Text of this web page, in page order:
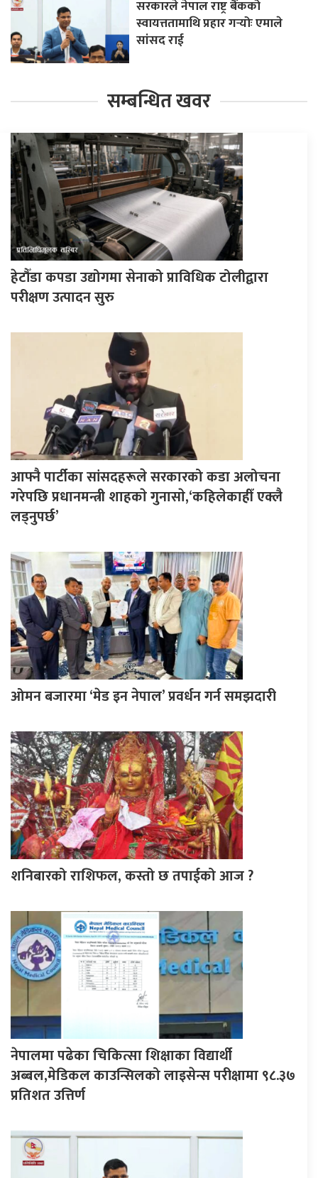
सरकारले नेपाल राष्ट्र बैंकको
स्वायत्ततामाथि प्रहार गर्‍योः एमाले
सांसद राई
सम्बन्धित खवर
हेटौँडा कपडा उद्योगमा सेनाको प्राविधिक टोलीद्वारा
परीक्षण उत्पादन सुरु
आफ्नै पार्टीका सांसदहरूले सरकारको कडा अलोचना
गरेपछि प्रधानमन्त्री शाहकाे गुनासाे,‘कहिलेकाहीँ एक्लै
लड्नुपर्छ’
ओमन बजारमा ‘मेड इन नेपाल’ प्रवर्धन गर्न समझदारी
शनिबारको राशिफल, कस्तो छ तपाईको आज ?
नेपालमा पढेका चिकित्सा शिक्षाका विद्यार्थी
अब्बल,मेडिकल काउन्सिलको लाइसेन्स परीक्षामा ९८.३७
प्रतिशत उत्तिर्ण